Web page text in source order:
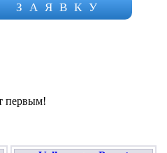
ЗАЯВКУ
первым!